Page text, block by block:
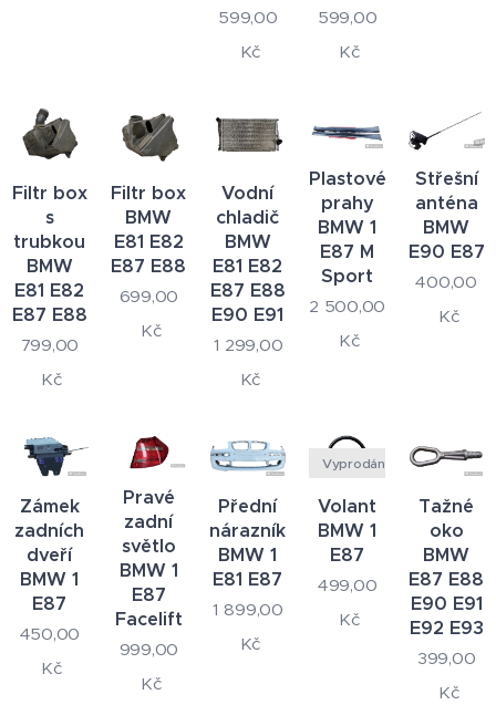
599,00
Kč
599,00
Kč
Filtr box
s
trubkou
BMW
E81 E82
E87 E88
799,00
Kč
Filtr box
BMW
E81 E82
E87 E88
699,00
Kč
Vodní
chladič
BMW
E81 E82
E87 E88
E90 E91
1 299,00
Kč
Plastové
prahy
BMW 1
E87 M
Sport
2 500,00
Kč
Střešní
anténa
BMW
E90 E87
400,00
Kč
Zámek
zadních
dveří
BMW 1
E87
450,00
Kč
Pravé
zadní
světlo
BMW 1
E87
Facelift
999,00
Kč
Přední
nárazník
BMW 1
E81 E87
1 899,00
Kč
Volant
BMW 1
E87
Vyprodáno
499,00
Kč
Tažné
oko
BMW
E87 E88
E90 E91
E92 E93
399,00
Kč